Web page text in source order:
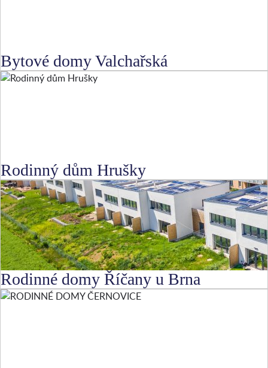
Bytové domy Valchařská
Rodinný dům Hrušky
Rodinné domy Říčany u Brna